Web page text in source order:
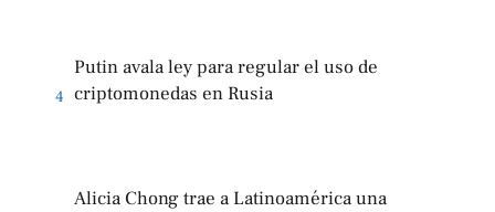
4
Putin avala ley para regular el uso de
criptomonedas en Rusia
Alicia Chong trae a Latinoamérica una